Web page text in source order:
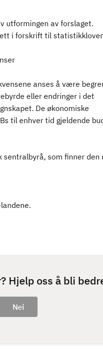
utformingen av forslaget.
i forskrift til
anses å være
eller endringer i det
De økonomiske
til enhver tid gjeldende
som finner den
Hjelp oss å bli